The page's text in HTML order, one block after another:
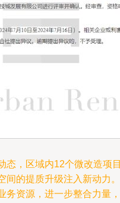
态，区域内12个微改造项
间的提质升级注入新动力。
务资源，进一步整合力量，